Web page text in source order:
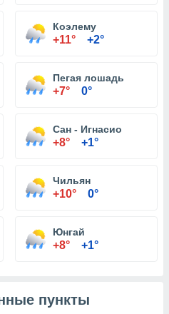
Коэлему
+11° +2°
Пегая лошадь
+7° 0°
Сан - Игнасио
+8° +1°
Чильян
+10° 0°
Юнгай
+8° +1°
пункты